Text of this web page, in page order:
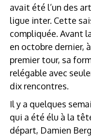
avait été l’un des
ligue inter. Cette
compliquée. Avant
en octobre dernier,
premier tour, sa
relégable avec
dix rencontres.
Il y a quelques
qui a été élu à la
départ, Damien